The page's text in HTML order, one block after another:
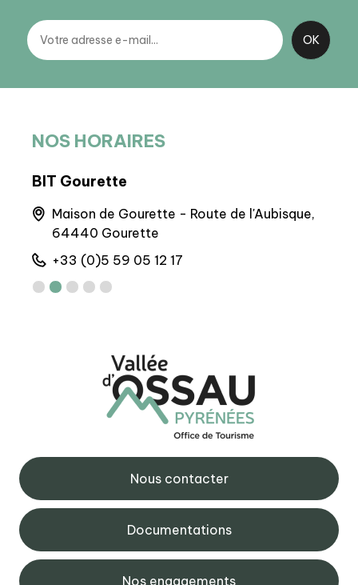
NOS HORAIRES
BIT Gourette
Maison de Gourette - Route de l'Aubisque,
64440 Gourette
+33 (0)5 59 05 12 17
Nous contacter
Documentations
Nos engagements